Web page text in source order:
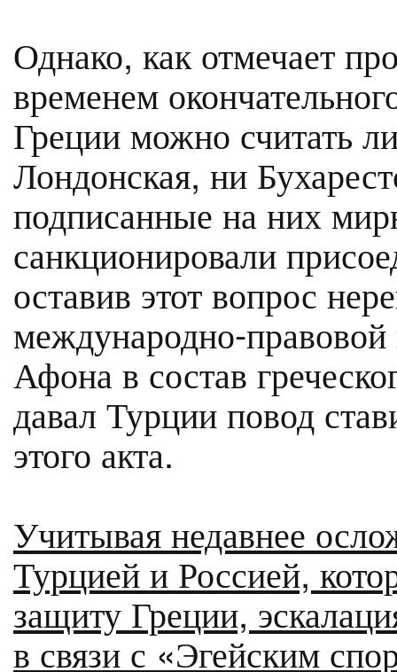
Однако, как отмечает
временем
Греции можно считать
Лондонская, ни
подписанные на них
санкционировали
оставив этот вопрос
международно-
Афона в состав
давал Турции повод
этого акта.
Учитывая недавнее
Турцией и Россией,
защиту Греции,
в связи с «Эгейским